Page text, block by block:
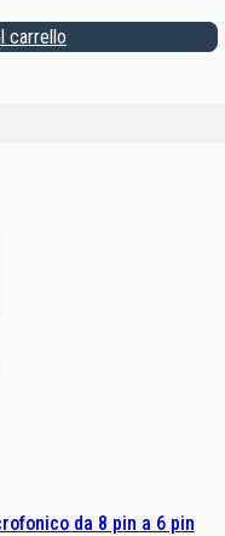
carrello
da 8 pin a 6 pin